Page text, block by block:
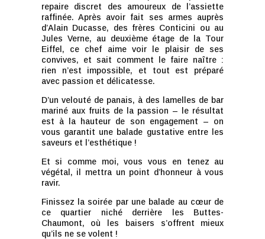
repaire discret des amoureux de l’assiette
raffinée. Après avoir fait ses armes auprès
d’Alain Ducasse, des frères Conticini ou au
Jules Verne, au deuxième étage de la Tour
Eiffel, ce chef aime voir le plaisir de ses
convives, et sait comment le faire naître :
rien n’est impossible, et tout est préparé
avec passion et délicatesse.
D’un velouté de panais, à des lamelles de bar
mariné aux fruits de la passion – le résultat
est à la hauteur de son engagement – on
vous garantit une balade gustative entre les
saveurs et l’esthétique !
Et si comme moi, vous vous en tenez au
végétal, il mettra un point d’honneur à vous
ravir.
Finissez la soirée par une balade au cœur de
ce quartier niché derrière les Buttes-
Chaumont, où les baisers s’offrent mieux
qu’ils ne se volent !